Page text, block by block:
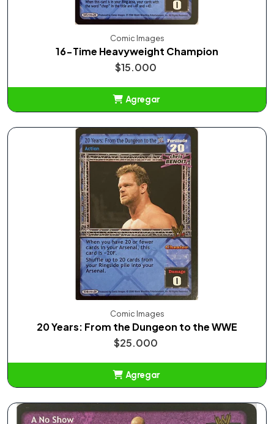
Comic Images
16-Time Heavyweight Champion
$15.000
Agregar
Comic Images
20 Years: From the Dungeon to the WWE
$25.000
Agregar